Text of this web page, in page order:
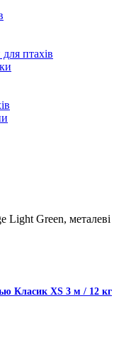
птахів
Light Green, металеві
Класик XS 3 м / 12 кг